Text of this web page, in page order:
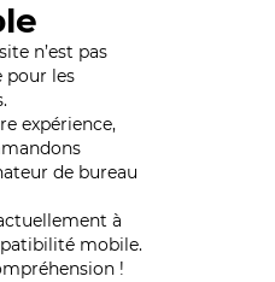
n’est pas
pour les
expérience,
de bureau
à
mobile.
!